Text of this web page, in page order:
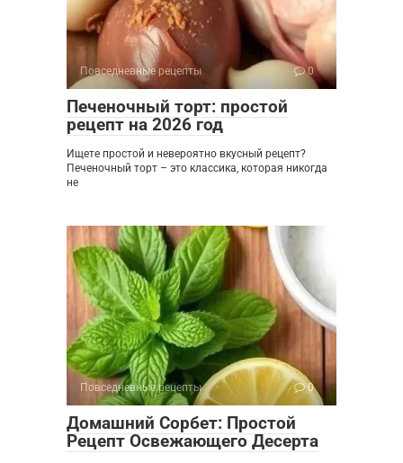
Повседневные рецепты 0
Печеночный торт: простой
рецепт на 2026 год
Ищете простой и невероятно вкусный рецепт?
Печеночный торт – это классика, которая никогда
не
Повседневные рецепты 0
Домашний Сорбет: Простой
Рецепт Освежающего Десерта